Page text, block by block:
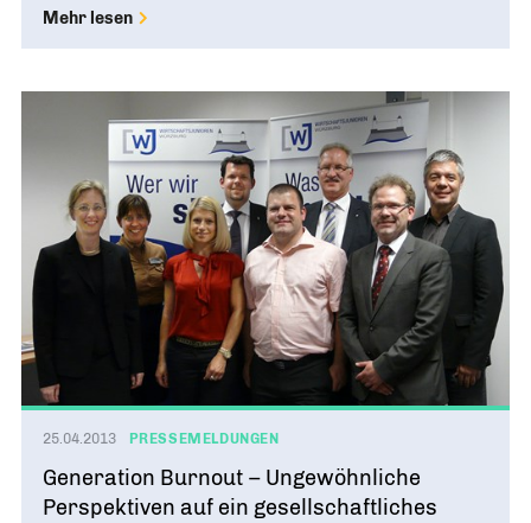
Mehr lesen
25.04.2013 PRESSEMELDUNGEN
Generation Burnout – Ungewöhnliche
Perspektiven auf ein gesellschaftliches